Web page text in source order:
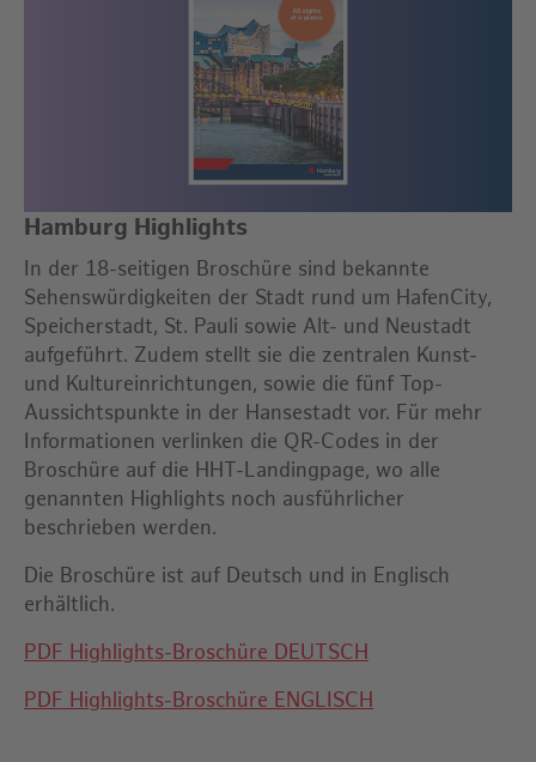
Hamburg Highlights
In der 18-seitigen Broschüre sind bekannte
Sehenswürdigkeiten der Stadt rund um HafenCity,
Speicherstadt, St. Pauli sowie Alt- und Neustadt
aufgeführt. Zudem stellt sie die zentralen Kunst-
und Kultureinrichtungen, sowie die fünf Top-
Aussichtspunkte in der Hansestadt vor. Für mehr
Informationen verlinken die QR-Codes in der
Broschüre auf die HHT-Landingpage, wo alle
genannten Highlights noch ausführlicher
beschrieben werden.
Die Broschüre ist auf Deutsch und in Englisch
erhältlich.
PDF Highlights-Broschüre DEUTSCH
PDF Highlights-Broschüre ENGLISCH